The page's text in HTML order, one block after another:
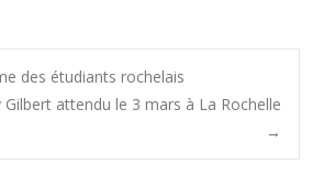
des étudiants rochelais
Gilbert attendu le 3 mars à La Rochelle
→